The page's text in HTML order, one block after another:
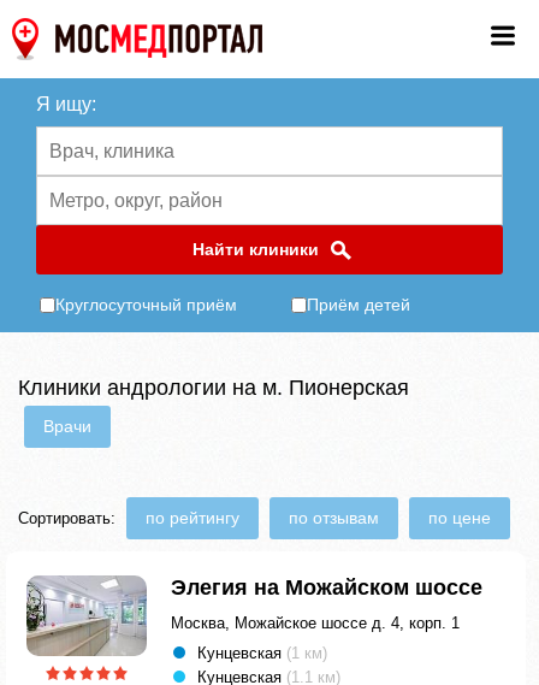
Я ищу:
Найти клиники
Круглосуточный приём Приём детей
Клиники андрологии на м. Пионерская
Врачи
Сортировать: по рейтингу по отзывам по цене
Элегия на Можайском шоссе
Москва, Можайское шоссе д. 4, корп. 1
Кунцевская (1 км)
Кунцевская (1.1 км)